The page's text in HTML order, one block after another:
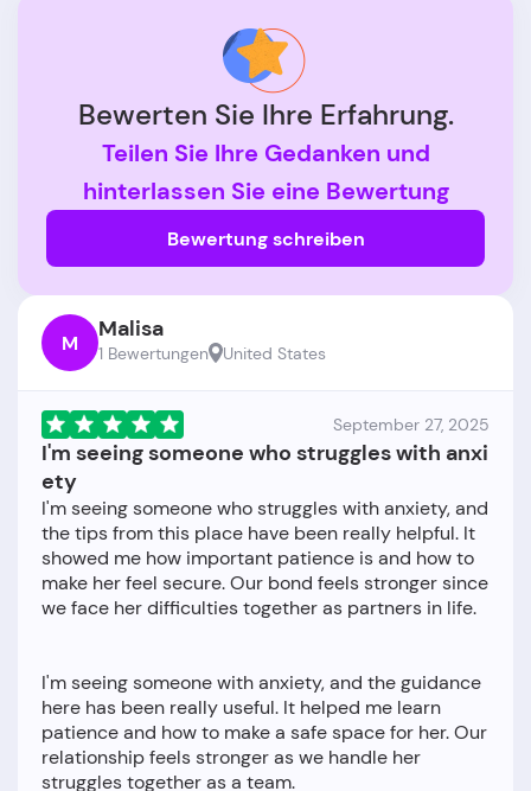
Bewerten Sie Ihre Erfahrung.
Teilen Sie Ihre Gedanken und
hinterlassen Sie eine Bewertung
Bewertung schreiben
M Malisa
1 Bewertungen United States
September 27, 2025
I'm seeing someone who struggles with anxi
ety
I'm seeing someone who struggles with anxiety, and
the tips from this place have been really helpful. It
showed me how important patience is and how to
make her feel secure. Our bond feels stronger since
we face her difficulties together as partners in life.
I'm seeing someone with anxiety, and the guidance
here has been really useful. It helped me learn
patience and how to make a safe space for her. Our
relationship feels stronger as we handle her